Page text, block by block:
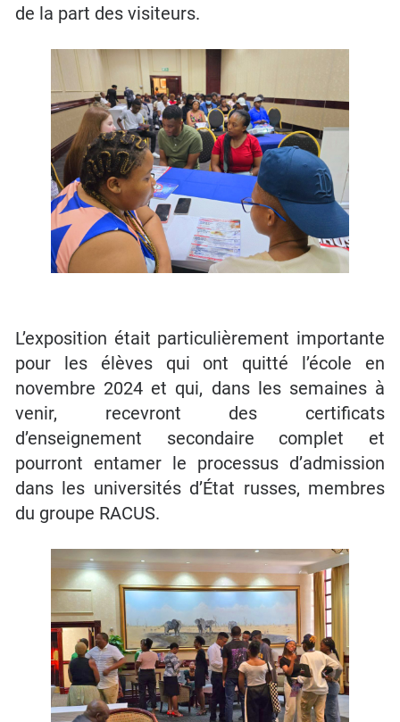
de la part des visiteurs.
L’exposition était particulièrement importante
pour les élèves qui ont quitté l’école en
novembre 2024 et qui, dans les semaines à
venir, recevront des certificats
d’enseignement secondaire complet et
pourront entamer le processus d’admission
dans les universités d’État russes, membres
du groupe RACUS.